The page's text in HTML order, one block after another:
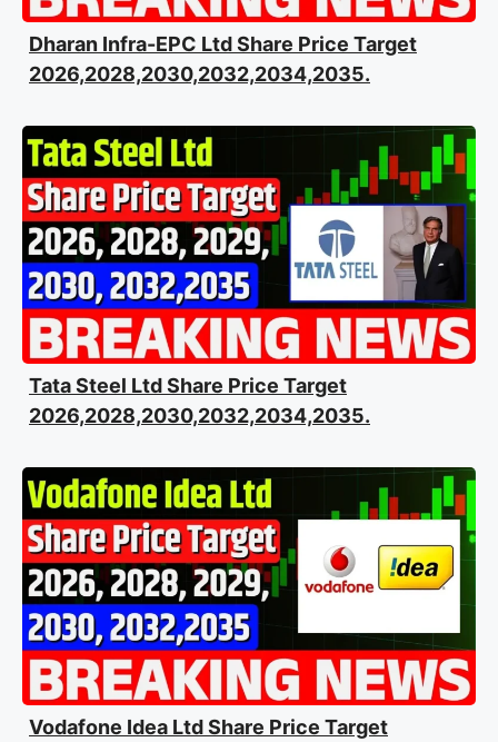
Dharan Infra-EPC Ltd Share Price Target
2026,2028,2030,2032,2034,2035.
Tata Steel Ltd Share Price Target
2026,2028,2030,2032,2034,2035.
Vodafone Idea Ltd Share Price Target